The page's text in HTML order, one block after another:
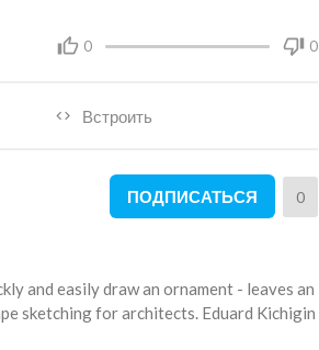
0 0
Встроить
ПОДПИСАТЬСЯ 0
and easily draw an ornament - leaves an
sketching for architects. Eduard Kichigin